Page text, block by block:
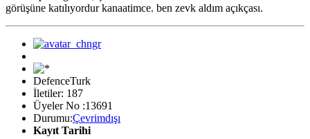
görüşüne katılıyordur kanaatimce. ben zevk aldım açıkçası.
DefenceTurk
İletiler: 187
Üyeler No :13691
Durumu:Çevrimdışı
Kayıt Tarihi